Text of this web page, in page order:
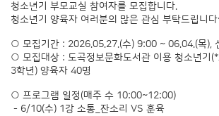
청소년기 부모교실 참여자를 모집합니다.
청소년기 양육자 여러분의 많은 관심 부탁드립니
○ 모집기간 : 2026.05.27.(수) 9:00 ~ 06.04.(목),
○ 모집대상 : 도곡정보문화도서관 이용 청소년기
3학년) 양육자 40명
○ 프로그램 일정(매주 수 10:00~12:00)
- 6/10(수) 1강 소통_잔소리 VS 훈육